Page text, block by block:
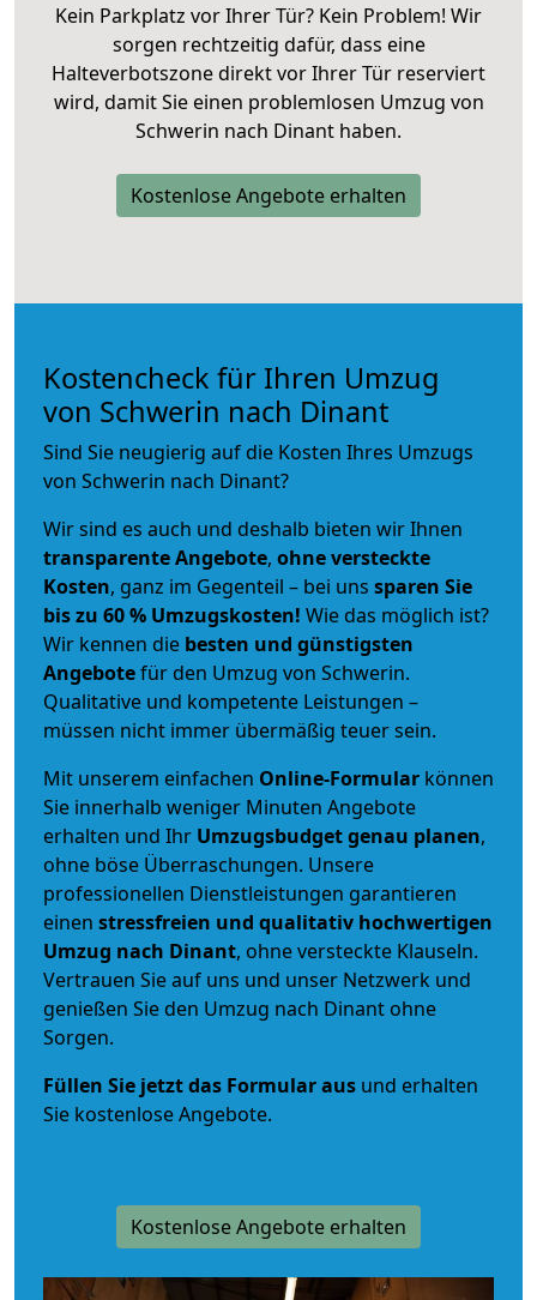
Kein Parkplatz vor Ihrer Tür? Kein Problem! Wir
sorgen rechtzeitig dafür, dass eine
Halteverbotszone direkt vor Ihrer Tür reserviert
wird, damit Sie einen problemlosen Umzug von
Schwerin nach Dinant haben.
Kostenlose Angebote erhalten
Kostencheck für Ihren Umzug
von Schwerin nach Dinant
Sind Sie neugierig auf die Kosten Ihres Umzugs
von Schwerin nach Dinant?
Wir sind es auch und deshalb bieten wir Ihnen
transparente Angebote, ohne versteckte
Kosten, ganz im Gegenteil – bei uns sparen Sie
bis zu 60 % Umzugskosten! Wie das möglich ist?
Wir kennen die besten und günstigsten
Angebotefür den Umzug von Schwerin.
Qualitative und kompetente Leistungen –
müssen nicht immer übermäßig teuer sein.
Mit unserem einfachen Online-Formular können
Sie innerhalb weniger Minuten Angebote
erhalten und Ihr Umzugsbudgetgenau planen,
ohne böse Überraschungen. Unsere
professionellen Dienstleistungen garantieren
einen stressfreien und qualitativ hochwertigen
Umzug nach Dinant, ohne versteckte Klauseln.
Vertrauen Sie auf uns und unser Netzwerk und
genießen Sie den Umzug nach Dinant ohne
Sorgen.
Füllen Sie jetzt das Formular aus und erhalten
Sie kostenlose Angebote.
Kostenlose Angebote erhalten